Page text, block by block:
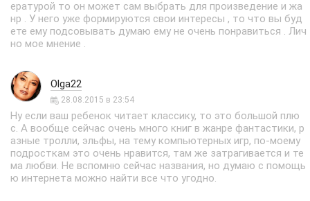
ературой то он может сам выбрать для произведение и жа
нр . У него уже формируются свои интересы , то что вы буд
ете ему подсовывать думаю ему не очень понравиться . Лич
но мое мнение .
Olga22
28.08.2015 в 23:54
Ну если ваш ребенок читает классику, то это большой плю
с. А вообще сейчас очень много книг в жанре фантастики, р
азные тролли, эльфы, на тему компьютерных игр, по-моему
подросткам это очень нравится, там же затрагивается и те
ма любви. Не вспомню сейчас названия, но думаю с помощь
ю интернета можно найти все что угодно.